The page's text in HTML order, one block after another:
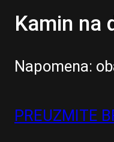
Kamin na
Napomena:
PREUZMITE